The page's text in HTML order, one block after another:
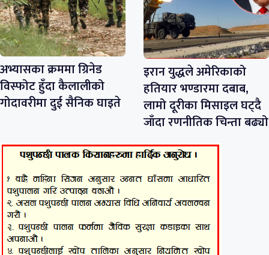
अभ्यासका क्रममा ग्रिनेड
विस्फोट हुँदा कैलालीको
गोदावरीमा दुई सैनिक घाइते
इरान युद्धले अमेरिकाको
हतियार भण्डारमा दबाब,
लामो दूरीका मिसाइल घट्दै
जाँदा रणनीतिक चिन्ता बढ्यो